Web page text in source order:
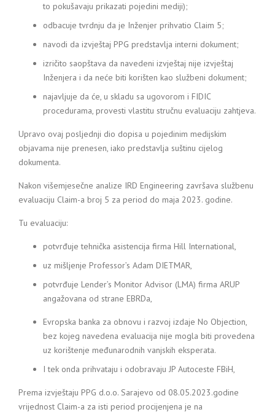
to pokušavaju prikazati pojedini mediji);
odbacuje tvrdnju da je Inženjer prihvatio Claim 5;
navodi da izvještaj PPG predstavlja interni dokument;
izričito saopštava da navedeni izvještaj nije izvještaj
Inženjera i da neće biti korišten kao službeni dokument;
najavljuje da će, u skladu sa ugovorom i FIDIC
procedurama, provesti vlastitu stručnu evaluaciju zahtjeva.
Upravo ovaj posljednji dio dopisa u pojedinim medijskim
objavama nije prenesen, iako predstavlja suštinu cijelog
dokumenta.
Nakon višemjesečne analize IRD Engineering završava službenu
evaluaciju Claim-a broj 5 za period do maja 2023. godine.
Tu evaluaciju:
potvrđuje tehnička asistencija firma Hill International,
uz mišljenje Professor’s Adam DIETMAR,
potvrđuje Lender’s Monitor Advisor (LMA) firma ARUP
angažovana od strane EBRDa,
Evropska banka za obnovu i razvoj izdaje No Objection,
bez kojeg navedena evaluacija nije mogla biti provedena
uz korištenje međunarodnih vanjskih eksperata.
I tek onda prihvataju i odobravaju JP Autoceste FBiH,
Prema izvještaju PPG d.o.o. Sarajevo od 08.05.2023.godine
vrijednost Claim-a za isti period procijenjena je na